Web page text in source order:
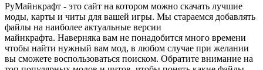
РуМайнкрафт - это сайт на котором можно скачать лучшие
моды, карты и читы для вашей игры. Мы стараемся добавлять
файлы на наиболее актуальные версии
майнкрафта. Наверняка вам не понадобится много времени
чтобы найти нужный вам мод, в любом случае при желании
вы сможете воспользоваться поиском. Обратите внимание на